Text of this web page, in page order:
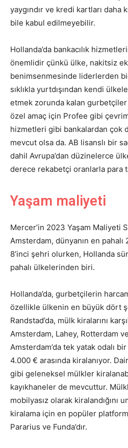
yaygındır ve kredi kartları daha
bile kabul edilmeyebilir.
Hollanda’da bankacılık
önemlidir çünkü ülke, nakitsiz
benimsenmesinde liderlerden
sıklıkla yurtdışından kendi
etmek zorunda kalan
özel amaç için Profee gibi
hizmetleri gibi bankalardan çok
mevcut olsa da. AB lisanslı bir
dahil Avrupa’dan düzinelerce
derece rekabetçi oranlarla para
Yaşam maliyeti
Mercer’in 2023 Yaşam Maliyeti
Amsterdam, dünyanın en pahalı
8’inci şehri olurken, Hollanda
pahalı ülkelerinden biri.
Hollanda’da, gurbetçilerin
özellikle ülkenin en büyük dört
Randstad’da, mülk kiralarını
Amsterdam, Lahey, Rotterdam
Amsterdam’da tek yatak odalı
4.000 € arasında kiralanıyor.
gibi geleneksel mülkler
kayıkhaneler de mevcuttur.
mobilyasız olarak kiralandığını
kiralama için en popüler
Pararius ve Funda’dır.